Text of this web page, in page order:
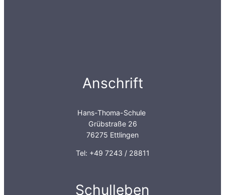
Anschrift
Hans-Thoma-Schule
Grübstraße 26
76275 Ettlingen
Tel: +49 7243 / 28811
Schulleben